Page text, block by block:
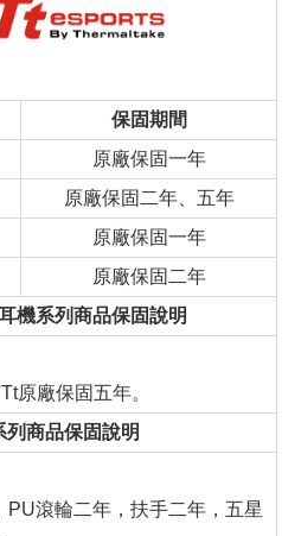
保固期間
原廠保固一年
原廠保固二年、五年
原廠保固一年
原廠保固二年
機系列商品保固說明
原廠保固五年。
列商品保固說明
滾輪二年，扶手二年，五星